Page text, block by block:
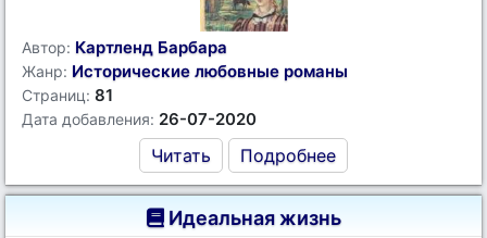
Автор: Картленд Барбара
Жанр: Исторические любовные романы
Страниц: 81
Дата добавления: 26-07-2020
Читать Подробнее
Идеальная жизнь